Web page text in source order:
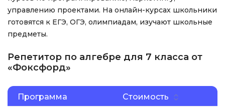
управлению проектами. На онлайн-курсах школьники
готовятся к ЕГЭ, ОГЭ, олимпиадам, изучают школьные
предметы.
Репетитор по алгебре для 7 класса от
«Фоксфорд»
Программа Стоимость